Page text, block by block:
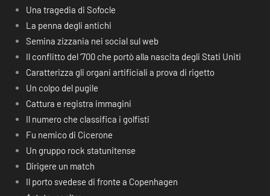
Una tragedia di Sofocle
La penna degli antichi
Semina zizzania nei social sul web
Il conflitto del ‘700 che portò alla nascita degli Stati Uniti
Caratterizza gli organi artificiali a prova di rigetto
Un colpo del pugile
Cattura e registra immagini
Il numero che classifica i golfisti
Fu nemico di Cicerone
Un gruppo rock statunitense
Dirigere un match
Il porto svedese di fronte a Copenhagen